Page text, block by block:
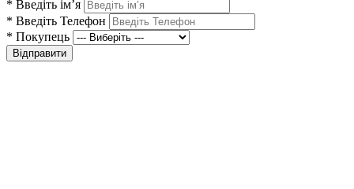
* Введіть ім’я
* Введіть Телефон
* Покупець
Відправити